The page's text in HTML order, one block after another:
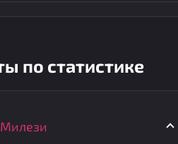
по статистике
Милези